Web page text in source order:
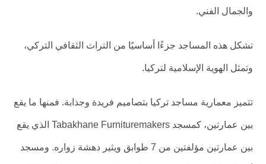
والجمال الفني.
تشكل هذه المساجد جزءًا أساسيًا من التراث الثقافي التركي،
وتمثل الهوية الإسلامية لتركيا.
تتميز معمارية مساجد تركيا بتصاميم فريدة وجذابة. فمنها ما يقع
بين عمارتين، كمسجد Tabakhane Furnituremakers الذي يقع
بين عمارتين مؤلفتين من 7 طوابق ويثير دهشة زواره. ومسجد